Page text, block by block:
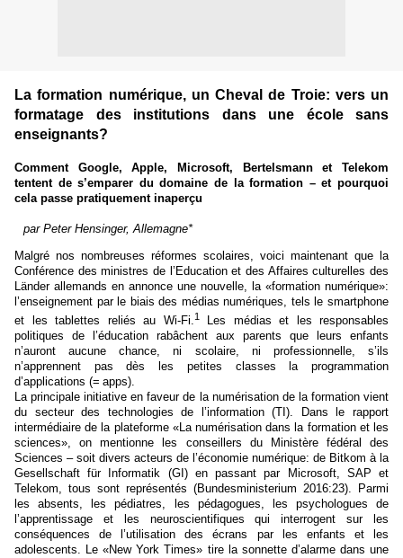
La formation numérique, un Cheval de Troie: vers un
formatage des institutions dans une école sans
enseignants?
Comment Google, Apple, Microsoft, Bertelsmann et Telekom
tentent de s’emparer du domaine de la formation – et pourquoi
cela passe pratiquement inaperçu
par Peter Hensinger, Allemagne*
Malgré nos nombreuses réformes scolaires, voici maintenant que la
Conférence des ministres de l’Education et des Affaires culturelles des
Länder allemands en annonce une nouvelle, la «formation numérique»:
l’enseignement par le biais des médias numériques, tels le smartphone
et les tablettes reliés au Wi-Fi.1
Les médias et les responsables
politiques de l’éducation rabâchent aux parents que leurs enfants
n’auront aucune chance, ni scolaire, ni professionnelle, s’ils
n’apprennent pas dès les petites classes la programmation
d’applications (= apps).
La principale initiative en faveur de la numérisation de la formation vient
du secteur des technologies de l’information (TI). Dans le rapport
intermédiaire de la plateforme «La numérisation dans la formation et les
sciences», on mentionne les conseillers du Ministère fédéral des
Sciences – soit divers acteurs de l’économie numérique: de Bitkom à la
Gesellschaft für Informatik (GI) en passant par Microsoft, SAP et
Telekom, tous sont représentés (Bundesministerium 2016:23). Parmi
les absents, les pédiatres, les pédagogues, les psychologues de
l’apprentissage et les neuroscientifiques qui interrogent sur les
conséquences de l’utilisation des écrans par les enfants et les
adolescents. Le «New York Times» tire la sonnette d’alarme dans une